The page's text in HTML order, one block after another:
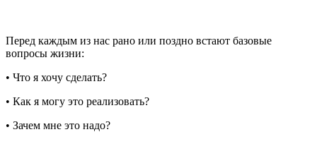
Перед каждым из нас рано или поздно встают базовые
вопросы жизни:
• Что я хочу сделать?
• Как я могу это реализовать?
• Зачем мне это надо?